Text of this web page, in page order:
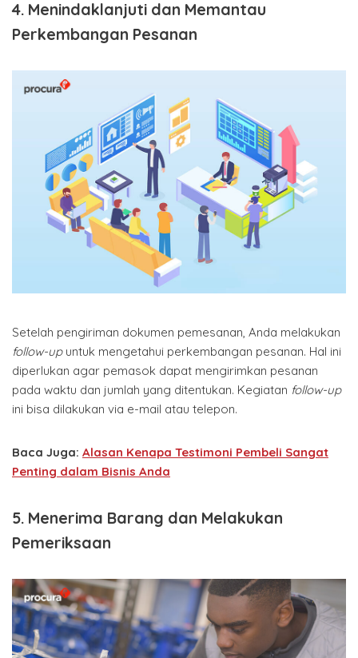
4. Menindaklanjuti dan Memantau
Perkembangan Pesanan
Setelah pengiriman dokumen pemesanan, Anda melakukan
follow-upuntuk mengetahui perkembangan pesanan. Hal ini
diperlukan agar pemasok dapat mengirimkan pesanan
pada waktu dan jumlah yang ditentukan. Kegiatan follow-up
ini bisa dilakukan via e-mail atau telepon.
Baca Juga: Alasan Kenapa Testimoni Pembeli Sangat
Penting dalam Bisnis Anda
5. Menerima Barang dan Melakukan
Pemeriksaan